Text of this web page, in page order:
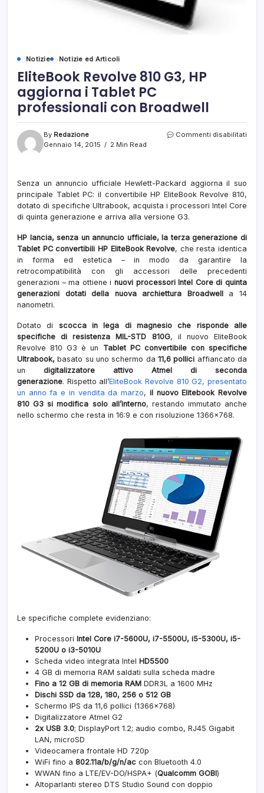
Notizie Notizie ed Articoli
EliteBook Revolve 810 G3, HP
aggiorna i Tablet PC
professionali con Broadwell
By Redazione
Gennaio 14, 2015
2 Min Read
Commenti disabilitati
Senza un annuncio ufficiale Hewlett-Packard aggiorna il suo
principale Tablet PC: il convertibile HP EliteBook Revolve 810,
dotato di specifiche Ultrabook, acquista i processori Intel Core
di quinta generazione e arriva alla versione G3.
HP lancia, senza un annuncio ufficiale, la terza generazione di
Tablet PC convertibili HP EliteBook Revolve, che resta identica
in forma ed estetica – in modo da garantire la
retrocompatibilità con gli accessori delle precedenti
generazioni – ma ottiene i nuovi processori Intel Core di quinta
generazioni dotati della nuova archiettura Broadwella 14
nanometri.
Dotato di scocca in lega di magnesio che risponde alle
specifiche di resistenza MIL-STD 810G, il nuovo EliteBook
Revolve 810 G3 è un Tablet PC convertibile con specifiche
Ultrabook, basato su uno schermo da 11,6 pollici affiancato da
un digitalizzatore attivo Atmel di seconda
generazione. Rispetto all’EliteBook Revolve 810 G2, presentato
un anno fa e in vendita da marzo, il nuovo Elitebook Revolve
810 G3 si modifica solo all’interno, restando immutato anche
nello schermo che resta in 16:9 e con risoluzione 1366×768.
Le specifiche complete evidenziano:
Processori Intel Core i7-5600U, i7-5500U, i5-5300U, i5-
5200U o i3-5010U
Scheda video integrata Intel HD5500
4 GB di memoria RAM saldati sulla scheda madre
Fino a 12 GB di memoria RAM DDR3L a 1600 MHz
Dischi SSD da 128, 180, 256 o 512 GB
Schermo IPS da 11,6 pollici (1366×768)
Digitalizzatore Atmel G2
2x USB 3.0; DisplayPort 1.2; audio combo, RJ45 Gigabit
LAN, microSD
Videocamera frontale HD 720p
WiFi fino a 802.11a/b/g/n/ac con Bluetooth 4.0
WWAN fino a LTE/EV-DO/HSPA+ (Qualcomm GOBI)
Altoparlanti stereo DTS Studio Sound con doppio